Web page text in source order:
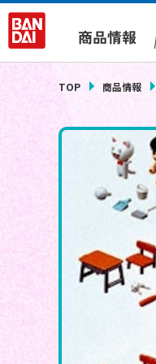
商品情報
TOP 商品情報